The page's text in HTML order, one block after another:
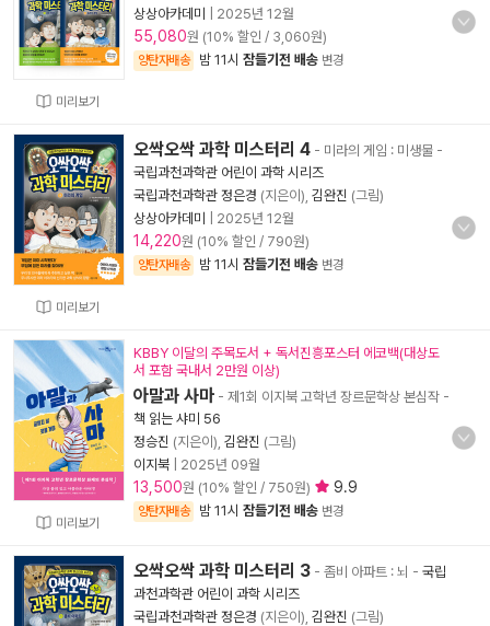
미리보기
상상아카데미
2025년 12월
55,080원 (10% 할인 / 3,060원)
양탄자배송 밤 11시 잠들기전 배송 변경
미리보기
오싹오싹 과학 미스터리 4 - 미라의 게임 : 미생물 -
국립과천과학관 어린이 과학 시리즈
국립과천과학관 정은경 (지은이), 김완진 (그림)
상상아카데미
2025년 12월
14,220원 (10% 할인 / 790원)
양탄자배송 밤 11시 잠들기전 배송 변경
미리보기
KBBY 이달의 주목도서 + 독서진흥포스터 에코백(대상도
서 포함 국내서 2만원 이상)
아말과 사마 - 제1회 이지북 고학년 장르문학상 본심작 -
책 읽는 샤미 56
정승진 (지은이), 김완진 (그림)
이지북
2025년 09월
13,500원 (10% 할인 / 750원) 9.9
양탄자배송 밤 11시 잠들기전 배송 변경
오싹오싹 과학 미스터리 3 - 좀비 아파트 : 뇌 - 국립
과천과학관 어린이 과학 시리즈
국립과천과학관 정은경 (지은이), 김완진 (그림)